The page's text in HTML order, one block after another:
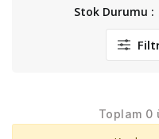
Stok Durumu :
Toplam 0